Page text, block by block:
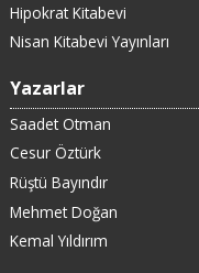
Hipokrat Kitabevi
Nisan Kitabevi Yayınları
Yazarlar
Saadet Otman
Cesur Öztürk
Rüştü Bayındır
Mehmet Doğan
Kemal Yıldırım